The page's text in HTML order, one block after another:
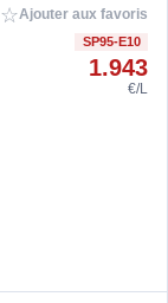
☆Ajouter aux favoris
SP95-E10
1.943
€/L